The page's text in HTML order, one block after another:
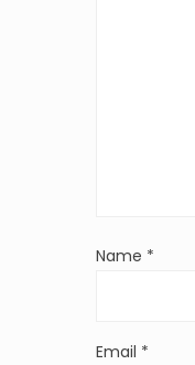
Name *
Email *